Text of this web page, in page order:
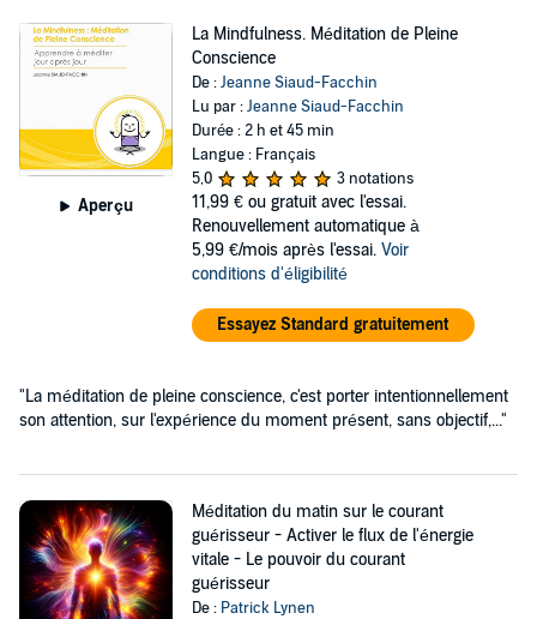
Aperçu
La Mindfulness. Méditation de Pleine
Conscience
De :Jeanne Siaud-Facchin
Lu par :Jeanne Siaud-Facchin
Durée : 2 h et 45 min
Langue : Français
5,0
3 notations
11,99 € ou gratuit avec l'essai.
Renouvellement automatique à
5,99 €/mois après l'essai. Voir
conditions d'éligibilité
Essayez Standard gratuitement
"La méditation de pleine conscience, c'est porter intentionnellement
son attention, sur l'expérience du moment présent, sans objectif,..."
Méditation du matin sur le courant
guérisseur - Activer le flux de l'énergie
vitale - Le pouvoir du courant
guérisseur
De : Patrick Lynen